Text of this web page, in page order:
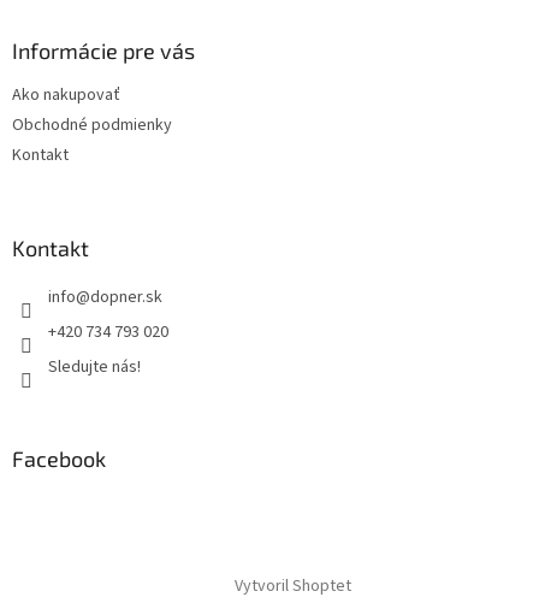
Informácie pre vás
Ako nakupovať
Obchodné podmienky
Kontakt
Kontakt
info@dopner.sk
+420 734 793 020
Sledujte nás!
Facebook
Vytvoril Shoptet